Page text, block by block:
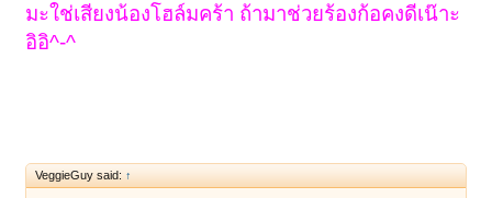
มะใช่เสียงน้องโฮล์มคร้า ถ้ามาช่วยร้องก้อคงดีเน๊าะ
อิอิ^-^
VeggieGuy said: ↑